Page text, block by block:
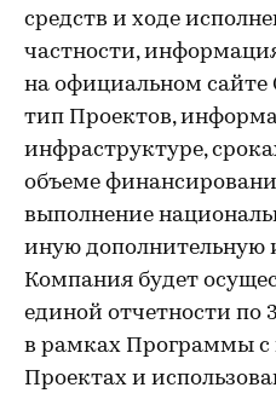
средств и ходе
частности,
на официальном
тип Проектов,
инфраструктуре,
объеме
выполнение
иную
Компания будет
единой отчетности по
в рамках Программы
Проектах и